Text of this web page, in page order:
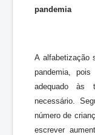
pandemia
A alfabetização
pandemia,
adequado às
necessário.
número de
escrever